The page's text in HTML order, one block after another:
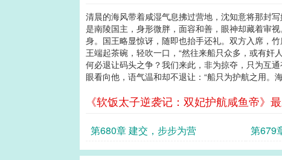
清晨的海风带着咸湿气息拂过营地，沈知意将那封
是南陵国主，身形微胖，面容和善，眼神却藏着审
身。国王略显惊讶，随即也抬手还礼。双方入席，
王端起茶碗，轻吹一口，“然往来船只众多，或有奸
何必退让码头之争？我们来此，非为掠夺，只为互
眼看向他，语气温和却不退让：“船只为护航之用
《软饭太子逆袭记：双妃护航咸鱼帝》
第680章 建交，步步为营 第679